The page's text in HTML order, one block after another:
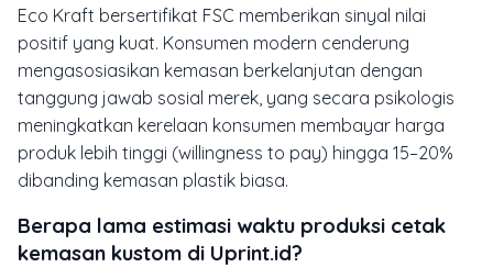
Eco Kraft bersertifikat FSC memberikan sinyal nilai
positif yang kuat. Konsumen modern cenderung
mengasosiasikan kemasan berkelanjutan dengan
tanggung jawab sosial merek, yang secara psikologis
meningkatkan kerelaan konsumen membayar harga
produk lebih tinggi (willingness to pay) hingga 15–20%
dibanding kemasan plastik biasa.
Berapa lama estimasi waktu produksi cetak
kemasan kustom di Uprint.id?